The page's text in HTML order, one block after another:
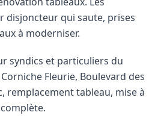
disjoncteur qui saute, prises
à moderniser.
syndics et particuliers du
Fleurie, Boulevard des
remplacement tableau, mise à